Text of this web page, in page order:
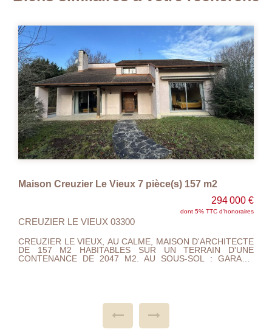
MAISON DE VILLE VICHY - 5 pièce(s) - 140 m2
366
dont 4.57% TTC
VICHY 03200
QUARTIER JEANNE D'ARC, CETTE LUMINEUSE
ENTIEREMENT RENOVEE AVEC DE
PRESTATIONS. TOUT EST NEUF.....~CUISINE
AVEC DOUBLE VASQUE ET TOILETTE. 2
INDEPENDANT.~ELEVEE SUR UN SOUS SOL TOTAL
CHAUFFERIE BUANDERIE UNE PIECE ET UNE